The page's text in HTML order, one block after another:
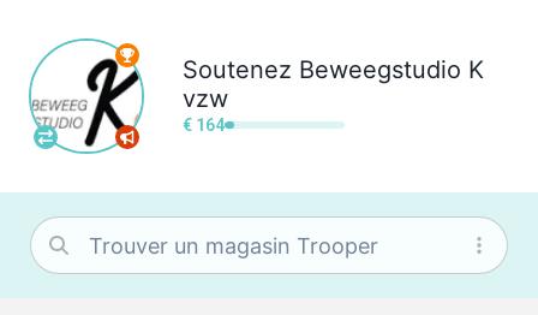
Soutenez Beweegstudio K
vzw
€ 164